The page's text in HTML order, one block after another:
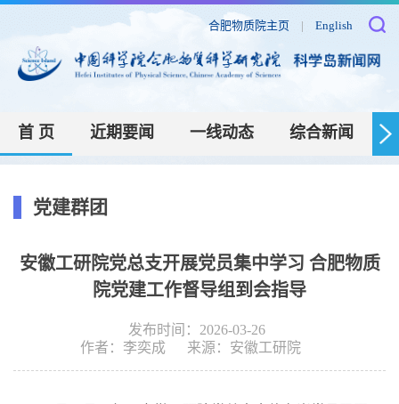
合肥物质院主页 | English
首 页 近期要闻 一线动态 综合新闻
党建群团
安徽工研院党总支开展党员集中学习 合肥物质
院党建工作督导组到会指导
发布时间：2026-03-26
作者： 李奕成 来源： 安徽工研院